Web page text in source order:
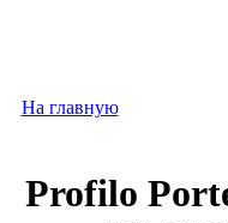
На главную
Profilo